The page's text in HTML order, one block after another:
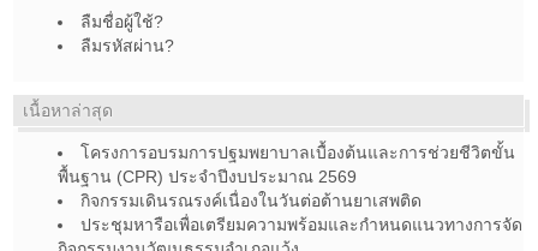
ลืมชื่อผู้ใช้?
ลืมรหัสผ่าน?
เนื้อหาล่าสุด
โครงการอบรมการปฐมพยาบาลเบื้องต้นและการช่วยชีวิตขั้น
พื้นฐาน (CPR) ประจำปีงบประมาณ 2569
กิจกรรมเดินรณรงค์เนื่องในวันต่อต้านยาเสพติด
ประชุมหารือเพื่อเตรียมความพร้อมและกำหนดแนวทางการจัด